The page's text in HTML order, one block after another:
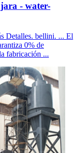
- water-
Detalles. bellini. ... El
0% de
fabricación ...